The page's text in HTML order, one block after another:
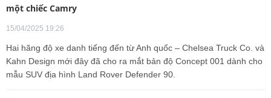
một chiếc Camry
15/04/2025 19:26
Hai hãng độ xe danh tiếng đến từ Anh quốc – Chelsea Truck Co. và
Kahn Design mới đây đã cho ra mắt bản độ Concept 001 dành cho
mẫu SUV địa hình Land Rover Defender 90.